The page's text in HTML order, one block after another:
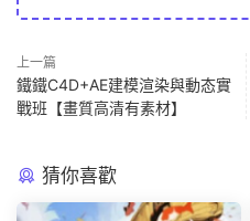
上一篇
鐵鐵C4D+AE建模渲染與動态實
戰班【畫質高清有素材】
猜你喜歡